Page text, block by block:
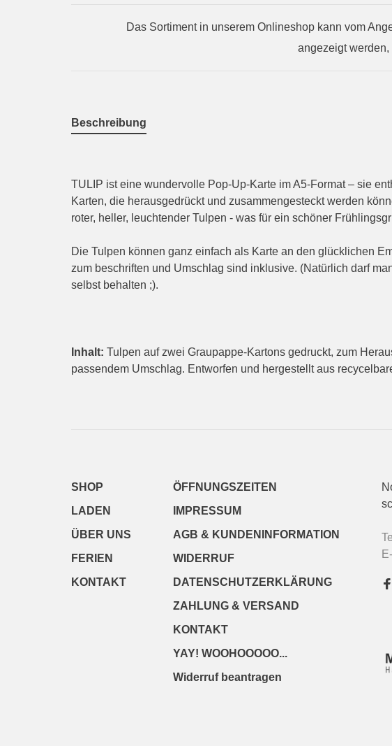
Das Sortiment in unserem Onlineshop kann vom
angezeigt
Beschreibung
TULIP ist eine wundervolle Pop-Up-Karte im A5-Format – sie
Karten, die herausgedrückt und zusammengesteckt werden
roter, heller, leuchtender Tulpen - was für ein schöner
Die Tulpen können ganz einfach als Karte an den glücklichen
zum beschriften und Umschlag sind inklusive. (Natürlich darf
selbst behalten ;).
Inhalt: Tulpen auf zwei Graupappe-Kartons gedruckt, zum
passendem Umschlag. Entworfen und hergestellt aus
SHOP
LADEN
ÜBER UNS
FERIEN
KONTAKT
ÖFFNUNGSZEITEN
IMPRESSUM
AGB & KUNDENINFORMATION
WIDERRUF
DATENSCHUTZERKLÄRUNG
ZAHLUNG & VERSAND
KONTAKT
YAY! WOOHOOOOO...
Widerruf beantragen